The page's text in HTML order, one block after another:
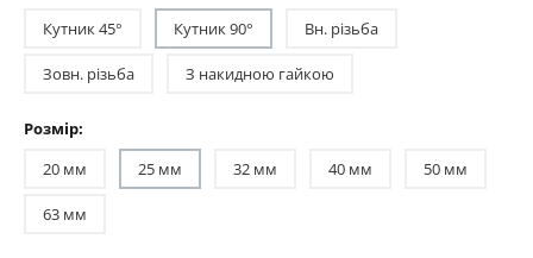
Кутник 45°
Кутник 90° Вн. різьба
Зовн. різьба З накидною гайкою
Розмір:
20 мм
25 мм 32 мм 40 мм 50 мм
63 мм